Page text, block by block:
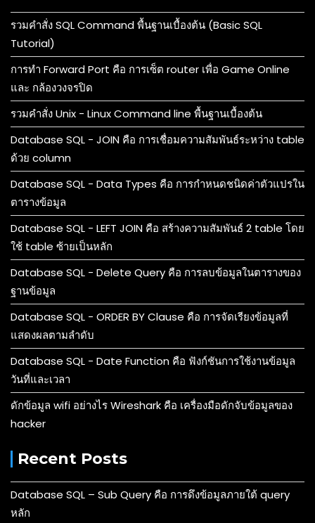
รวมคำสั่ง SQL Command พื้นฐานเบื้องต้น (Basic SQL
Tutorial)
การทำ Forward Port คือ การเซ็ต router เพื่อ Game Online
และ กล้องวงจรปิด
รวมคำสั่ง Unix - Linux Command line พื้นฐานเบื้องต้น
Database SQL - JOIN คือ การเชื่อมความสัมพันธ์ระหว่าง table
ด้วย column
Database SQL - Data Types คือ การกำหนดชนิดค่าตัวแปรใน
ตารางข้อมูล
Database SQL - LEFT JOIN คือ สร้างความสัมพันธ์ 2 table โดย
ใช้ table ซ้ายเป็นหลัก
Database SQL - Delete Query คือ การลบข้อมูลในตารางของ
ฐานข้อมูล
Database SQL - ORDER BY Clause คือ การจัดเรียงข้อมูลที่
แสดงผลตามลำดับ
Database SQL - Date Function คือ ฟังก์ชันการใช้งานข้อมูล
วันที่และเวลา
ดักข้อมูล wifi อย่างไร Wireshark คือ เครื่องมือดักจับข้อมูลของ
hacker
Recent Posts
Database SQL – Sub Query คือ การดึงข้อมูลภายใต้ query
หลัก